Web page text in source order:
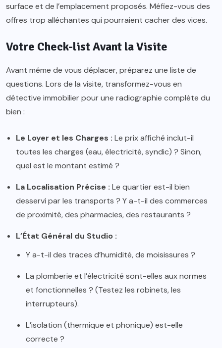
surface et de l’emplacement proposés. Méfiez-vous des
offres trop alléchantes qui pourraient cacher des vices.
Votre Check-list Avant la Visite
Avant même de vous déplacer, préparez une liste de
questions. Lors de la visite, transformez-vous en
détective immobilier pour une radiographie complète du
bien :
Le Loyer et les Charges : Le prix affiché inclut-il
toutes les charges (eau, électricité, syndic) ? Sinon,
quel est le montant estimé ?
La Localisation Précise : Le quartier est-il bien
desservi par les transports ? Y a-t-il des commerces
de proximité, des pharmacies, des restaurants ?
L’État Général du Studio :
Y a-t-il des traces d’humidité, de moisissures ?
La plomberie et l’électricité sont-elles aux normes
et fonctionnelles ? (Testez les robinets, les
interrupteurs).
L’isolation (thermique et phonique) est-elle
correcte ?